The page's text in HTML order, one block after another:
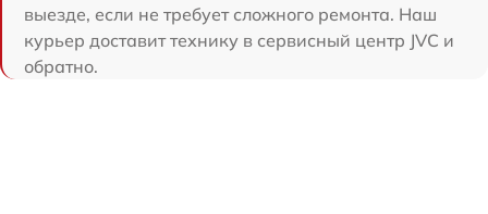
выезде, если не требует сложного ремонта. Наш
курьер доставит технику в сервисный центр JVC и
обратно.